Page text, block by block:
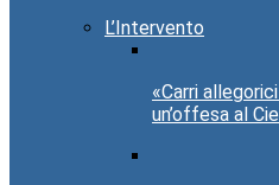
L’Intervento
«Carri
un’offesa al